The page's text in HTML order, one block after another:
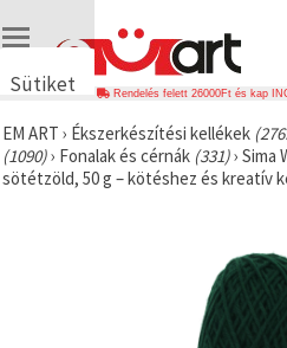
Sütiket
🍪 Cookie-
kat és
hasonló
Rendelés felett 26000Ft és kap
EM ART › Ékszerkészítési kellékek
(1090)› Fonalak és cérnák (331)› Sima
sötétzöld, 50 g – kötéshez és kreatív